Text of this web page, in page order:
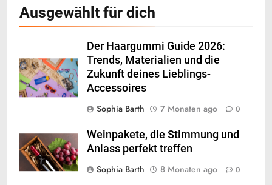
Ausgewählt für dich
Der Haargummi Guide 2026:
Trends, Materialien und die
Zukunft deines Lieblings-
Accessoires
Sophia Barth
7 Monaten ago 0
Weinpakete, die Stimmung und
Anlass perfekt treffen
Sophia Barth
8 Monaten ago 0